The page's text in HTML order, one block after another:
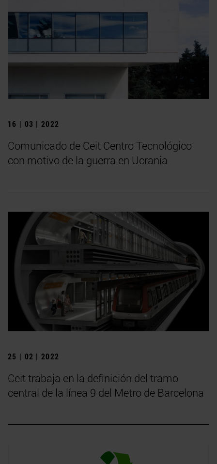
16 | 03 | 2022
Comunicado de Ceit Centro Tecnológico
con motivo de la guerra en Ucrania
25 | 02 | 2022
Ceit trabaja en la definición del tramo
central de la línea 9 del Metro de Barcelona